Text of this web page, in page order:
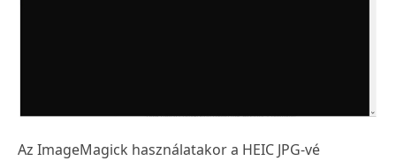
Az ImageMagick használatakor a HEIC JPG-vé